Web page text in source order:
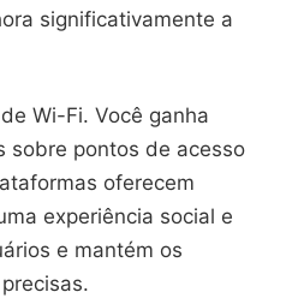
significativamente a
Wi-Fi. Você ganha
sobre pontos de acesso
oferecem
experiência social e
e mantém os